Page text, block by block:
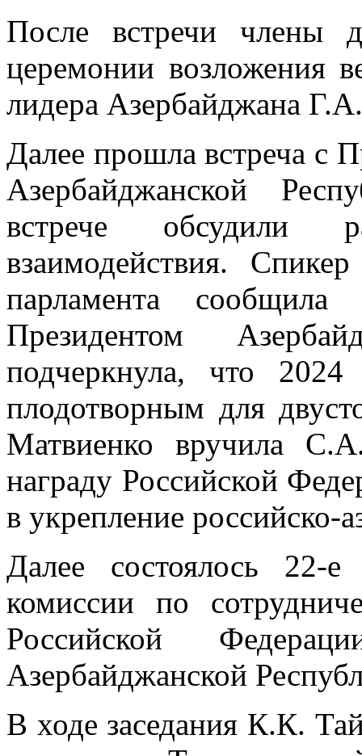
После встречи члены
церемонии возложения
лидера Азербайджана
Далее прошла встреча с
Азербайджанской
встрече обсудили
взаимодействия.
парламента
Президентом
подчеркнула, что
плодотворным для
Матвиенко вручила
награду Российской
в укрепление
Далее состоялось 22-е
комиссии по
Российской
Азербайджанской
В ходе заседания К.К.